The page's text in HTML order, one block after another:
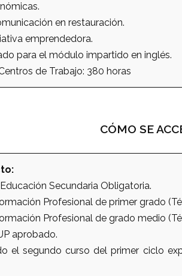
en restauración.
emprendedora.
para el módulo impartido en inglés.
de Trabajo: 380 horas
CÓMO SE
Secundaria Obligatoria.
Profesional de primer grado
Profesional de grado medio
aprobado.
el segundo curso del primer ciclo